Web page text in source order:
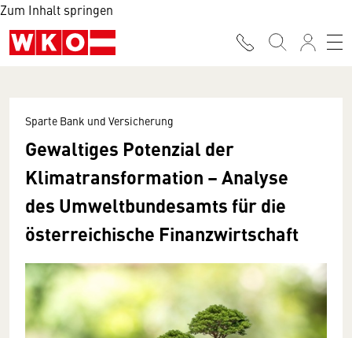
Zum Inhalt springen
Sparte Bank und Versicherung
Gewaltiges Potenzial der
Klimatransformation – Analyse
des Umweltbundesamts für die
österreichische Finanzwirtschaft